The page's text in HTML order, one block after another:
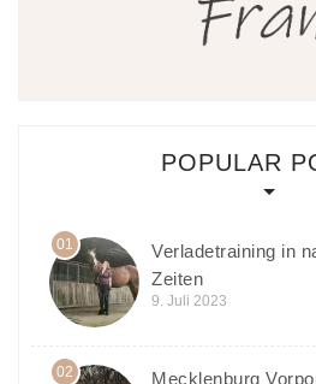
POPULAR
01
Verladetraining in
Zeiten
9. Juli 2023
02
Mecklenburg